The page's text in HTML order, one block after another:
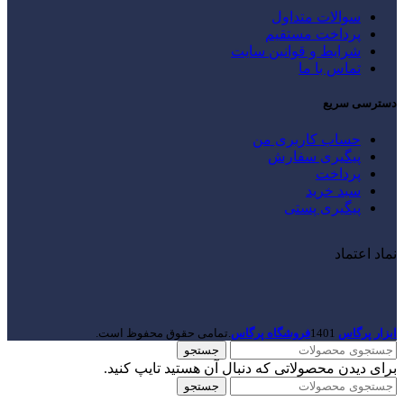
سوالات متداول
پرداخت مستقیم
شرایط و قوانین سایت
تماس با ما
دسترسی سریع
حساب کاربری من
پیگیری سفارش
پرداخت
سبد خرید
پیگیری پستی
نماد اعتماد
ابزار پرگاس 1401فروشگاه پرگاس.تمامی حقوق محفوظ است.
جستجو
برای دیدن محصولاتی که دنبال آن هستید تایپ کنید.
جستجو